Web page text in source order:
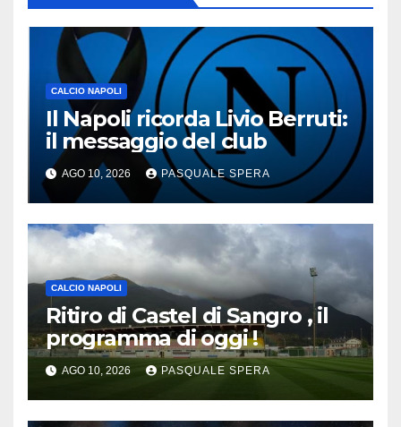
CALCIO NAPOLI
Il Napoli ricorda Livio Berruti:
il messaggio del club
AGO 10, 2026 PASQUALE SPERA
CALCIO NAPOLI
Ritiro di Castel di Sangro , il
programma di oggi !
AGO 10, 2026 PASQUALE SPERA